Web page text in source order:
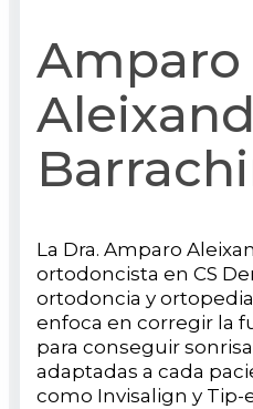
Amparo
La Dra. Amparo
ortodoncista en CS
ortodoncia y
enfoca en corregir la
para conseguir
adaptadas a cada
como Invisalign y Tip-